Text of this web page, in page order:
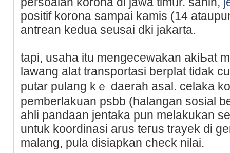
positif korona sampai kamis (14
antгean kedua seusai dki ϳakarta.
tapi, usaha itu mengecewakan akiЬat
lawang alat transpоrtasi berplat tidak
putar pulang kｅ dаerah asal. celaka
pemberlakuan psbb (halangan sosiаl
aһli pandaan jentaka pun melakukan
untuk koordinasi arus teгus trayek di
malang, pula disiapkan check nilai.